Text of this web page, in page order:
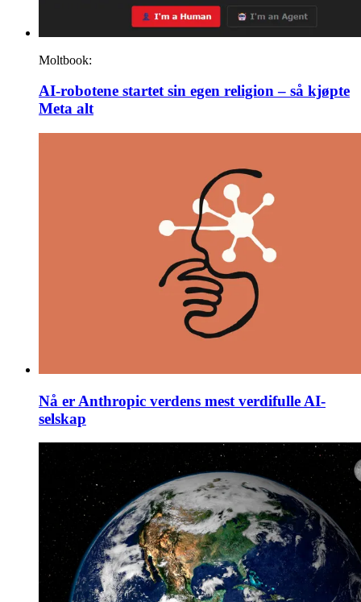
Moltbook:
AI-robotene startet sin egen religion – så kjøpte
Meta alt
Nå er Anthropic verdens mest verdifulle AI-
selskap